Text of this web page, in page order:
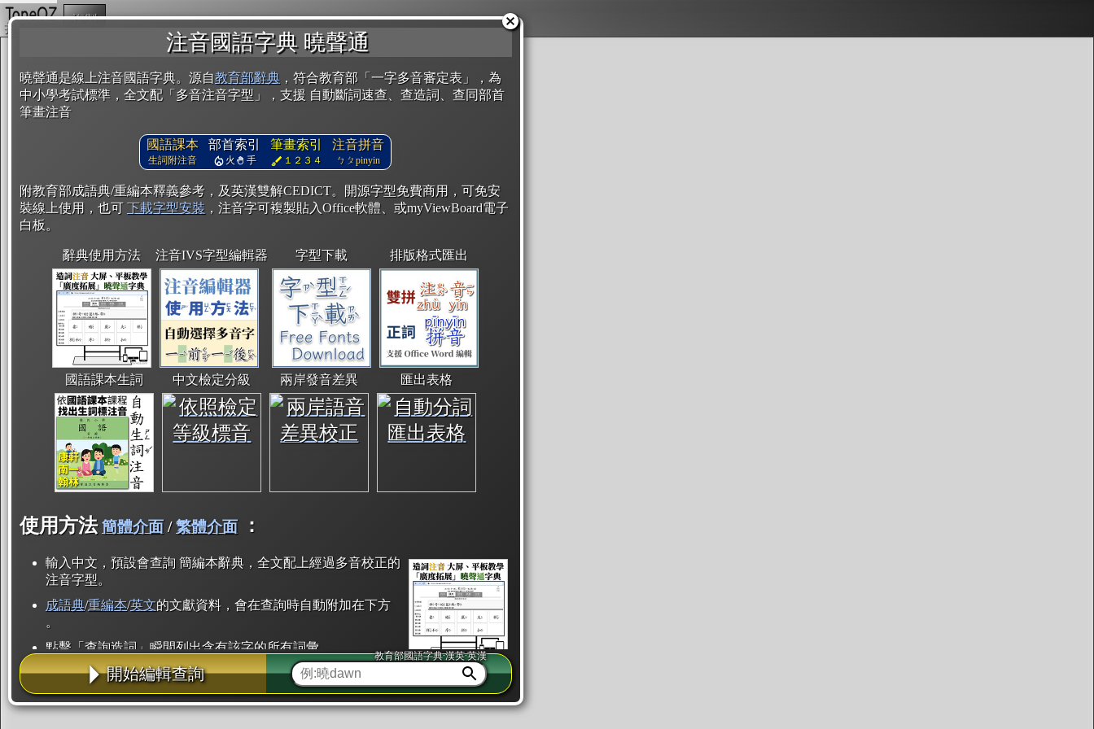
注音國語字典 曉聲通
曉聲通是線上注音國語字典。源自教育部辭典 ，符合教育部「一字多音審定表」，為
中小學考試標準，全文配「多音注音字型」，支援 自動斷詞速查、查造詞、查同部首
筆畫注音
國語課本
生詞附注音
部首索引
火 手
筆畫索引
１２３４
注音拼音
ㄅㄆpinyin
附教育部成語典/重編本釋義參考，及英漢雙解CEDICT。開源字型免費商用，可免安
裝線上使用，也可 下載字型安裝 ，注音字可複製貼入Office軟體、或myViewBoard電子
白板。
辭典使用方法 注音IVS字型編輯器 字型下載 排版格式匯出
國語課本生詞 中文檢定分級 兩岸發音差異 匯出表格
使用方法 簡體介面/繁體介面 ：
輸入中文，預設會查詢 簡編本辭典，全文配上經過多音校正的
注音字型。
成語典/重編本/英文的文獻資料，會在查詢時自動附加在下方
。
點擊「查詢造詞」瞬間列出含有該字的所有詞彙。
點「部首」瞬間列出所有「同部首字」。也支援查詢「同注音」或「同筆畫」。
辭典解釋的全文都經過自動斷詞，點擊便可瞬間「連續查詢」此字詞的解釋，不
用手動重複輸入。
開始編輯查詢
教育部國語字典·漢英·英漢
複製